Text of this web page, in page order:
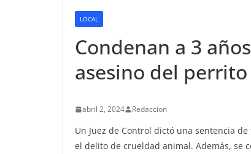
LOCAL
Condenan a 3
asesino del perrito
abril 2, 2024 Redaccion
Un Juez de Control dictó una sentencia
el delito de crueldad animal. Además, se